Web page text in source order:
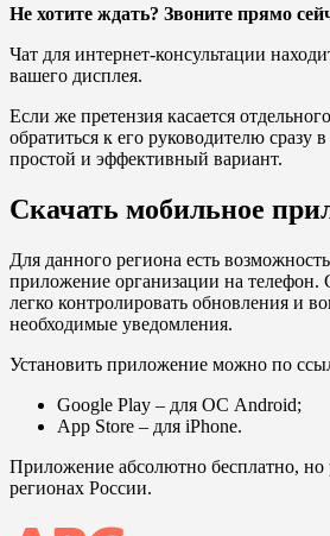
Не хотите ждать? Звоните прямо
Чат для интернет-консультации
вашего дисплея.
Если же претензия касается
обратиться к его руководителю сразу
простой и эффективный вариант.
Скачать мобильное
Для данного региона есть
приложение организации на
легко контролировать обновления и
необходимые уведомления.
Установить приложение можно по
Google Play – для ОС Android;
App Store – для iPhone.
Приложение абсолютно бесплатно, но
регионах России.